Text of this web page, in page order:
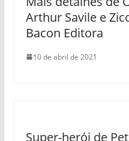
Arthur Savile e
Bacon Editora
10 de abril de 2021
Super-herói de